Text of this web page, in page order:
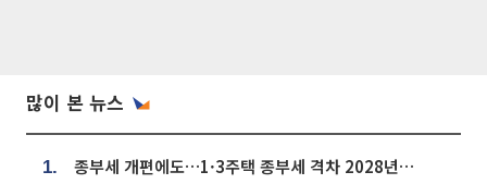
많이 본 뉴스
1. 종부세 개편에도…1·3주택 종부세 격차 2028년부터 확대